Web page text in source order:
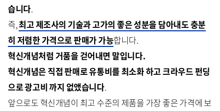
습니다.
즉,최고 제조사의 기술과 고가의 좋은 성분을 담아내도 충분
히 저렴한 가격으로 판매가 가능합니다.
혁신개념처럼 거품을 걷어내면 말입니다.
혁신개념은 직접 판매로 유통비를 최소화 하고 크라우드 펀딩
으로 광고비 까지 없앴습니다.
앞으로도 혁신개념이 최고 수준의 제품을 가장 좋은 가격에 보